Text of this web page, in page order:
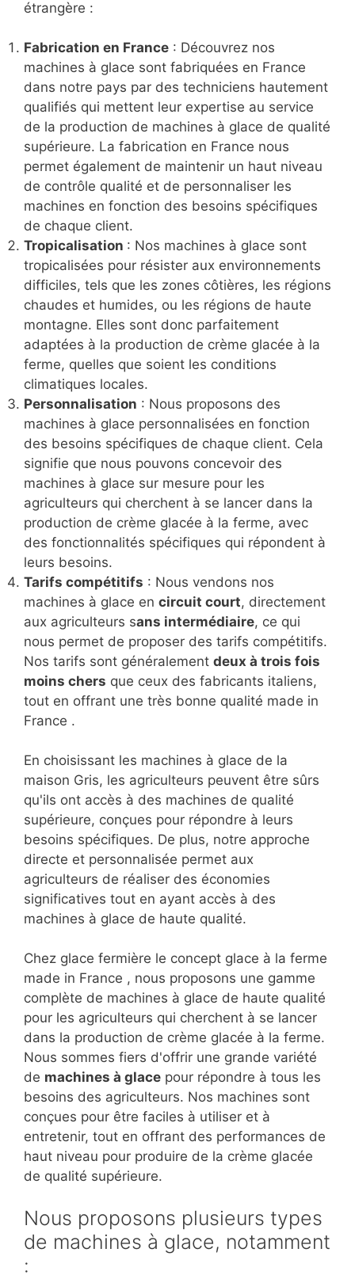
étrangère :
Fabrication en France : Découvrez nos
machines à glace sont fabriquées en France
dans notre pays par des techniciens hautement
qualifiés qui mettent leur expertise au service
de la production de machines à glace de qualité
supérieure. La fabrication en France nous
permet également de maintenir un haut niveau
de contrôle qualité et de personnaliser les
machines en fonction des besoins spécifiques
de chaque client.
Tropicalisation : Nos machines à glace sont
tropicalisées pour résister aux environnements
difficiles, tels que les zones côtières, les régions
chaudes et humides, ou les régions de haute
montagne. Elles sont donc parfaitement
adaptées à la production de crème glacée à la
ferme, quelles que soient les conditions
climatiques locales.
Personnalisation : Nous proposons des
machines à glace personnalisées en fonction
des besoins spécifiques de chaque client. Cela
signifie que nous pouvons concevoir des
machines à glace sur mesure pour les
agriculteurs qui cherchent à se lancer dans la
production de crème glacée à la ferme, avec
des fonctionnalités spécifiques qui répondent à
leurs besoins.
Tarifs compétitifs : Nous vendons nos
machines à glace en circuit court, directement
aux agriculteurs sans intermédiaire, ce qui
nous permet de proposer des tarifs compétitifs.
Nos tarifs sont généralement deux à trois fois
moins chers que ceux des fabricants italiens,
tout en offrant une très bonne qualité made in
France .
En choisissant les machines à glace de la
maison Gris, les agriculteurs peuvent être sûrs
qu'ils ont accès à des machines de qualité
supérieure, conçues pour répondre à leurs
besoins spécifiques. De plus, notre approche
directe et personnalisée permet aux
agriculteurs de réaliser des économies
significatives tout en ayant accès à des
machines à glace de haute qualité.
Chez glace fermière le concept glace à la ferme
made in France , nous proposons une gamme
complète de machines à glace de haute qualité
pour les agriculteurs qui cherchent à se lancer
dans la production de crème glacée à la ferme.
Nous sommes fiers d'offrir une grande variété
de machines à glace pour répondre à tous les
besoins des agriculteurs. Nos machines sont
conçues pour être faciles à utiliser et à
entretenir, tout en offrant des performances de
haut niveau pour produire de la crème glacée
de qualité supérieure.
Nous proposons plusieurs types
de machines à glace, notamment
: